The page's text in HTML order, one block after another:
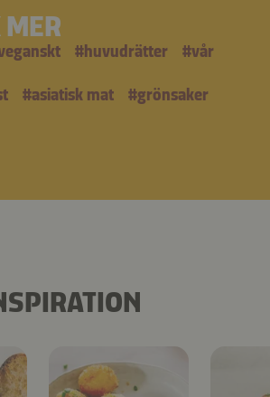
MER
#huvudrätter #vår
#asiatisk mat #grönsaker